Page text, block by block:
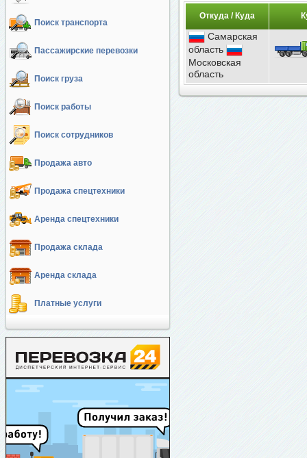
Поиск транспорта
Пассажирские перевозки
Поиск груза
Поиск работы
Поиск сотрудников
Продажа авто
Продажа спецтехники
Аренда спецтехники
Продажа склада
Аренда склада
Платные услуги
Откуда / Куда
Самарская
область
Московская
область